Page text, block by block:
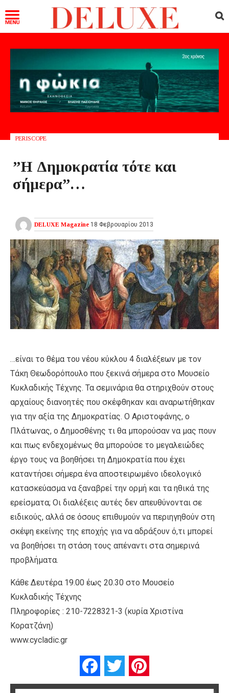
PERISCOPE
”Η Δημοκρατία τότε και
σήμερα”…
DELUXE Magazine 18 Φεβρουαρίου 2013
…είναι το θέμα του νέου κύκλου 4 διαλέξεων με τον
Τάκη Θεωδορόπουλο που ξεκινά σήμερα στο Μουσείο
Κυκλαδικής Τέχνης. Τα σεμινάρια θα στηριχθούν στους
αρχαίους διανοητές που σκέφθηκαν και αναρωτήθηκαν
για την αξία της Δημοκρατίας. Ο Αριστοφάνης, ο
Πλάτωνας, ο Δημοσθένης τι θα μπορούσαν να μας πουν
και πως ενδεχομένως θα μπορούσε το μεγαλειώδες
έργο τους να βοηθήσει τη Δημοκρατία που έχει
καταντήσει σήμερα ένα αποστειρωμένο ιδεολογικό
κατασκεύασμα να ξαναβρεί την ορμή και τα ηθικά της
ερείσματα; Οι διαλέξεις αυτές δεν απευθύνονται σε
ειδικούς, αλλά σε όσους επιθυμούν να περιηγηθούν στη
σκέψη εκείνης της εποχής για να αδράξουν ό,τι μπορεί
να βοηθήσει τη στάση τους απέναντι στα σημερινά
προβλήματα.
Κάθε Δευτέρα 19.00 έως 20.30 στο Μουσείο
Κυκλαδικής Τέχνης
Πληροφορίες : 210-7228321-3 (κυρία Χριστίνα
Κορατζάνη)
www.cycladic.gr
FacebookTwitter